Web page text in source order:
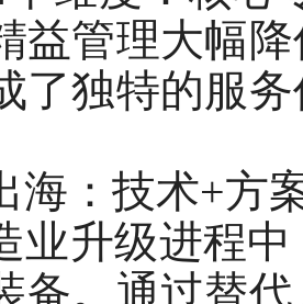
益管理大幅
了独特的服
海：技术+方
业升级进程
备。通过替